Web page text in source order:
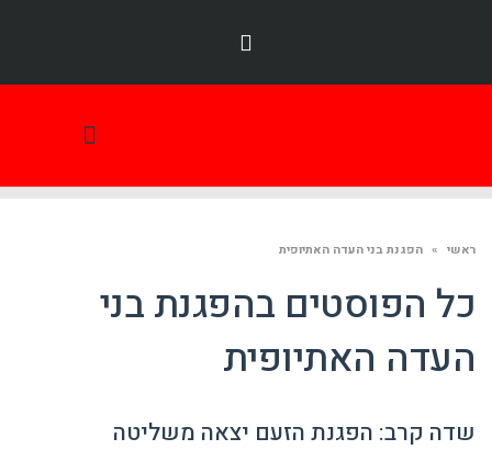
ראשי » הפגנת בני העדה האתיופית
כל הפוסטים בהפגנת בני
העדה האתיופית
שדה קרב: הפגנת הזעם יצאה משליטה